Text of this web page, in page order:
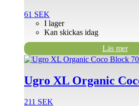
61 SEK
I lager
Kan skickas idag
Läs mer
Ugro XL Organic
211 SEK